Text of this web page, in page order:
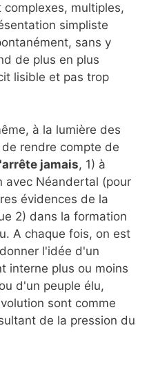
multiples,
simpliste
sans y
de plus en plus
lisible et pas trop
à la lumière des
rendre compte de
jamais, 1) à
avec Néandertal (pour
évidences de la
2) dans la formation
A chaque fois, on est
l'idée d'un
interne plus ou moins
d'un peuple élu,
sont comme
de la pression du